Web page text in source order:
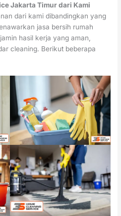
Jakarta Timur dari Kami
dari kami dibandingkan yang
jasa bersih rumah
hasil kerja yang aman,
cleaning. Berikut beberapa